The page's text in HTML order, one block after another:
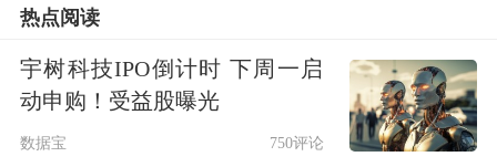
究分析师刘翀表示，从成交量来看，市
场情绪较高，A股“春季躁动行情”有愈
演愈烈之势。从外部看，元旦假期以
热点阅读
宇树科技IPO倒计时 下周一启
动申购！受益股曝光
数据宝 750评论